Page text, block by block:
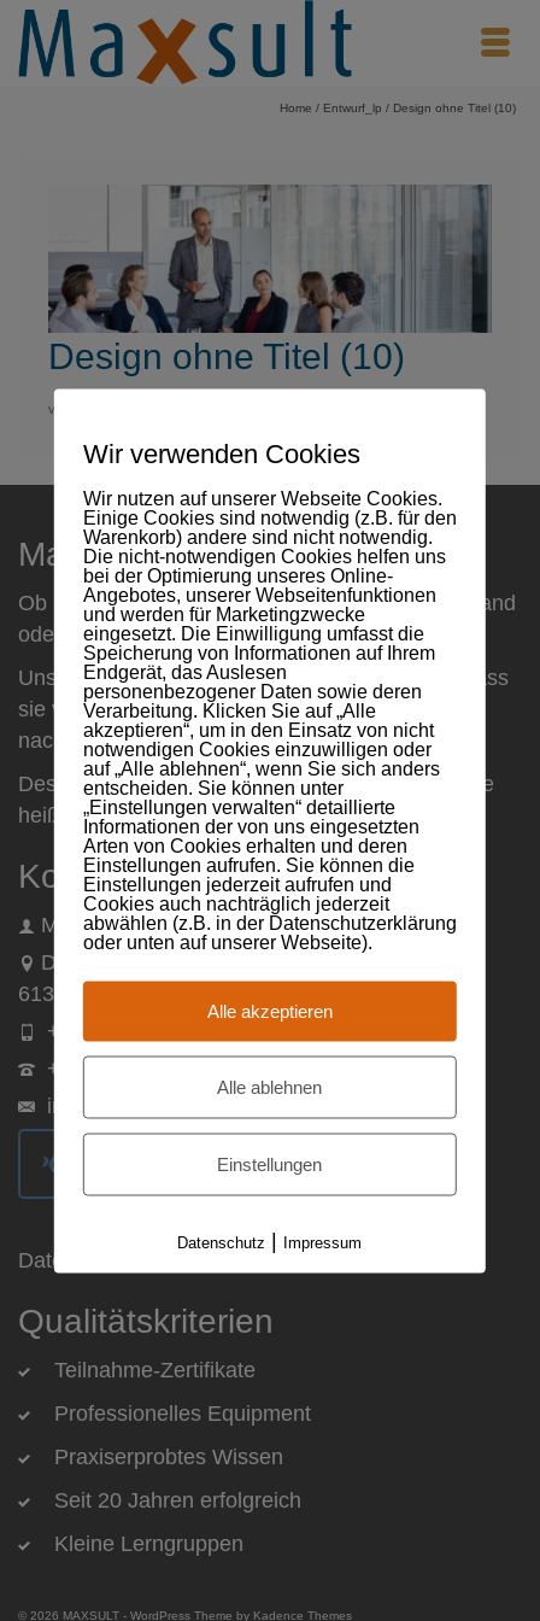
Home / Entwurf_lp / Design ohne Titel (10)
Design ohne Titel (10)
von
Maxsult
Ob Firmenkunden oder Privatperson, ob Mittelstand
oder Dax-Unternehmen ...
Unsere Kunden bestätigen uns immer wieder, dass
sie von unserer Vorgehensweise direkt und
nachhaltig profitieren.
Deshalb folgen auch Sie unserer Philosophie! Sie
heißt: Machen
Kontaktinformationen
Maxsult GmbH
Dillinger Straße 13
61381 Friedrichsdorf
+49 (0) 172 / 9721707
+49 (0) 6172 / 9445105
info@maxsult.de
Datenschutz Impressum
Qualitätskriterien
Teilnahme-Zertifikate
Professionelles Equipment
Praxiserprobtes Wissen
Seit 20 Jahren erfolgreich
Kleine Lerngruppen
© 2026 MAXSULT - WordPress Theme by Kadence Themes
Wir verwenden Cookies
Wir nutzen auf unserer Webseite Cookies.
Einige Cookies sind notwendig (z.B. für den
Warenkorb) andere sind nicht notwendig.
Die nicht-notwendigen Cookies helfen uns
bei der Optimierung unseres Online-
Angebotes, unserer Webseitenfunktionen
und werden für Marketingzwecke
eingesetzt. Die Einwilligung umfasst die
Speicherung von Informationen auf Ihrem
Endgerät, das Auslesen
personenbezogener Daten sowie deren
Verarbeitung. Klicken Sie auf „Alle
akzeptieren“, um in den Einsatz von nicht
notwendigen Cookies einzuwilligen oder
auf „Alle ablehnen“, wenn Sie sich anders
entscheiden. Sie können unter
„Einstellungen verwalten“ detaillierte
Informationen der von uns eingesetzten
Arten von Cookies erhalten und deren
Einstellungen aufrufen. Sie können die
Einstellungen jederzeit aufrufen und
Cookies auch nachträglich jederzeit
abwählen (z.B. in der Datenschutzerklärung
oder unten auf unserer Webseite).
Alle akzeptieren
Alle ablehnen
Einstellungen
Datenschutz | Impressum